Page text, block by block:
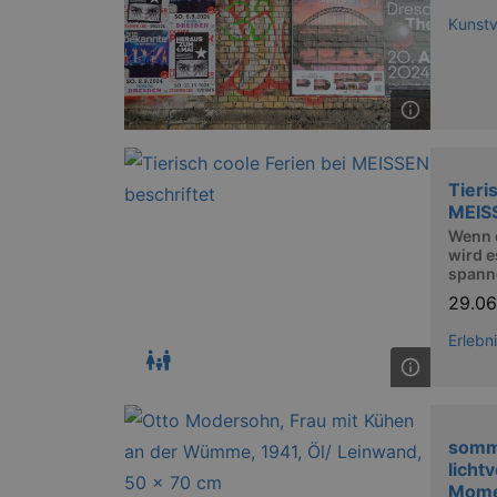
Wenn
wird
axd
axd
IDE
OptanonConsent